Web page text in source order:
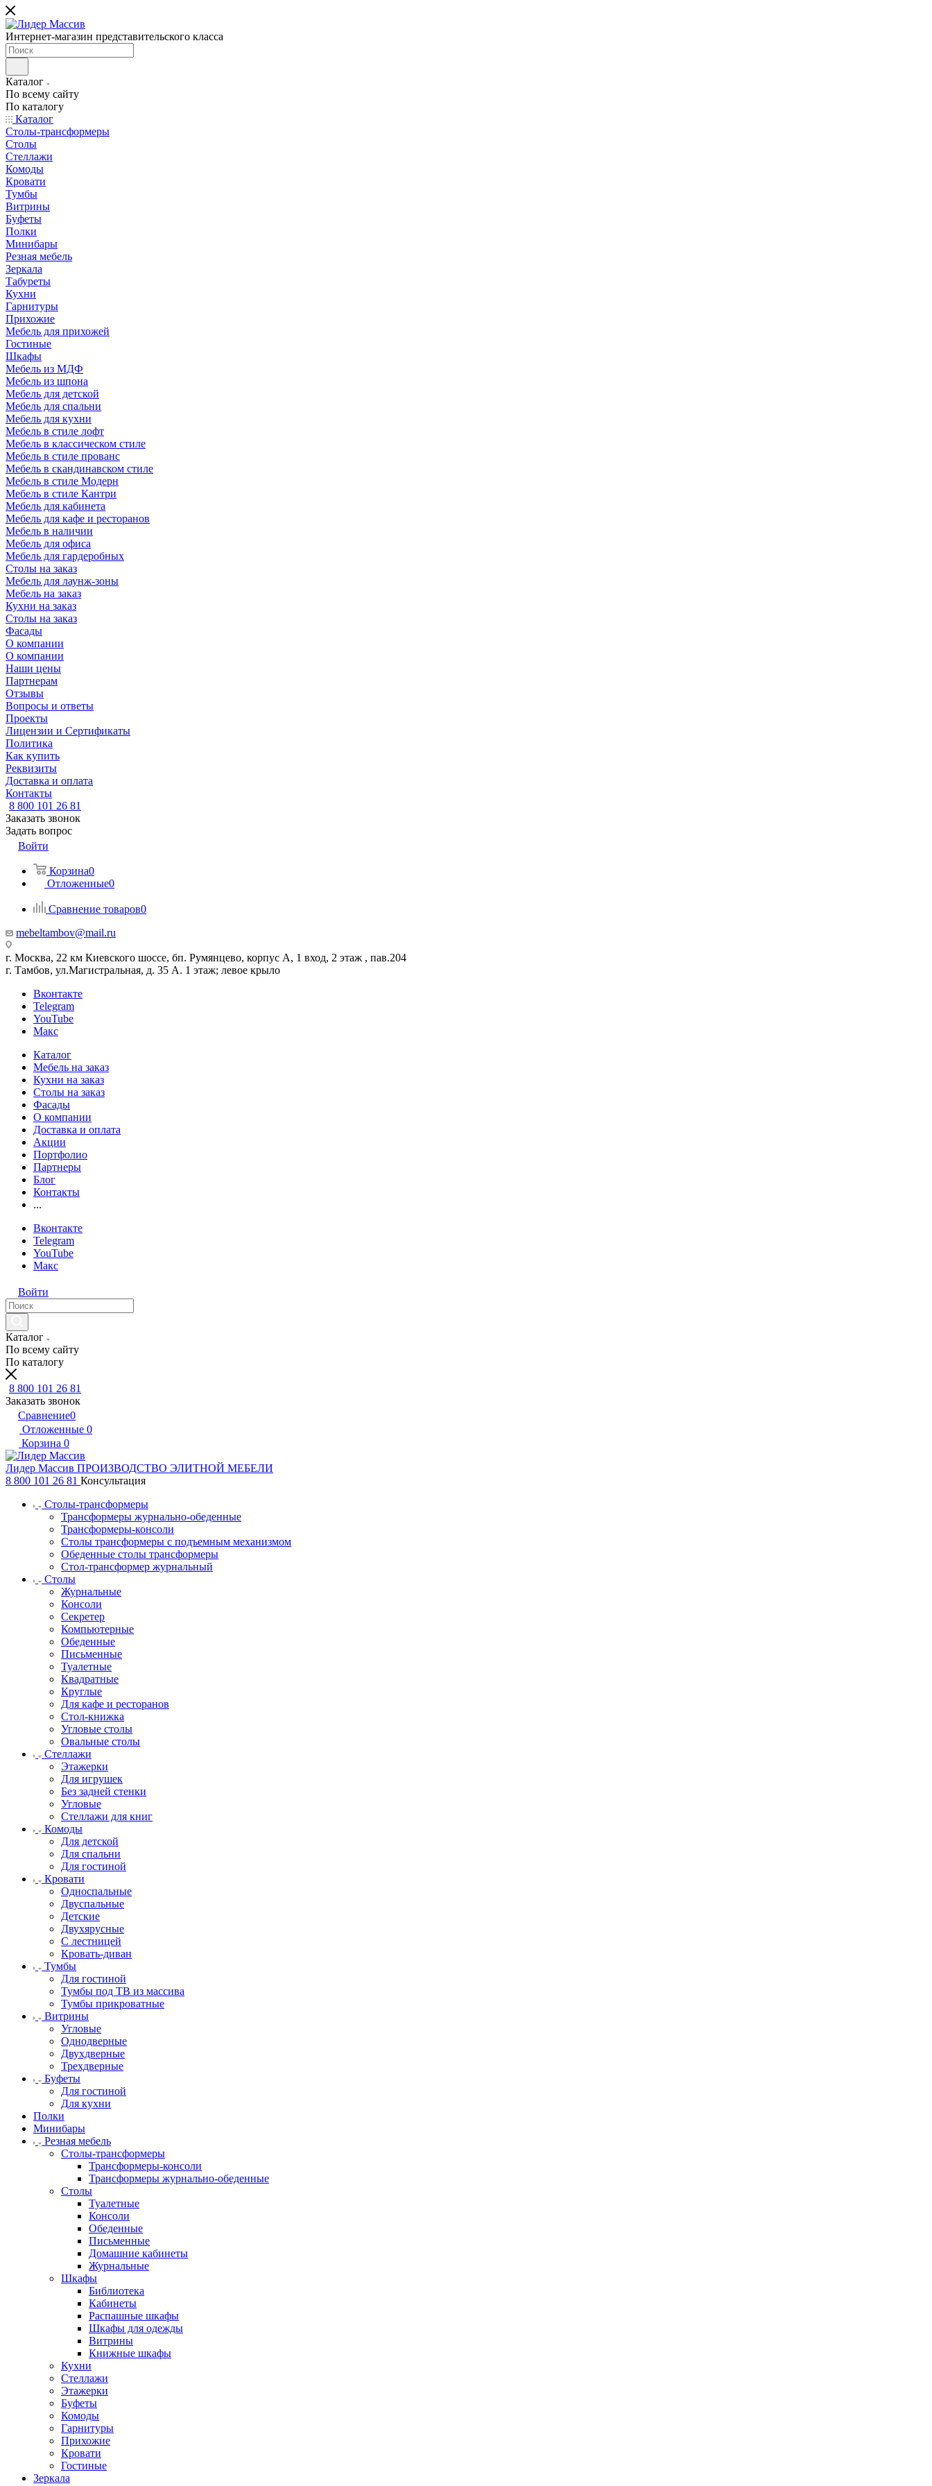
Интернет-магазин представительского класса
Каталог
По всему сайту
По каталогу
Каталог
Столы-трансформеры
Столы
Стеллажи
Комоды
Кровати
Тумбы
Витрины
Буфеты
Полки
Минибары
Резная мебель
Зеркала
Табуреты
Кухни
Гарнитуры
Прихожие
Мебель для прихожей
Гостиные
Шкафы
Мебель из МДФ
Мебель из шпона
Мебель для детской
Мебель для спальни
Мебель для кухни
Мебель в стиле лофт
Мебель в классическом стиле
Мебель в стиле прованс
Мебель в скандинавском стиле
Мебель в стиле Модерн
Мебель в стиле Кантри
Мебель для кабинета
Мебель для кафе и ресторанов
Мебель в наличии
Мебель для офиса
Мебель для гардеробных
Столы на заказ
Мебель для лаунж-зоны
Мебель на заказ
Кухни на заказ
Столы на заказ
Фасады
О компании
О компании
Наши цены
Партнерам
Отзывы
Вопросы и ответы
Проекты
Лицензии и Сертификаты
Политика
Как купить
Реквизиты
Доставка и оплата
Контакты
8 800 101 26 81
Заказать звонок
Задать вопрос
Войти
Корзина0
Отложенные0
Сравнение товаров0
mebeltambov@mail.ru
г. Москва, 22 км Киевского шоссе, бп. Румянцево, корпус А, 1 вход, 2 этаж , пав.204
г. Тамбов, ул.Магистральная, д. 35 А. 1 этаж; левое крыло
Вконтакте
Telegram
YouTube
Макс
Каталог
Мебель на заказ
Кухни на заказ
Столы на заказ
Фасады
О компании
Доставка и оплата
Акции
Портфолио
Партнеры
Блог
Контакты
...
Вконтакте
Telegram
YouTube
Макс
Войти
Каталог
По всему сайту
По каталогу
8 800 101 26 81
Заказать звонок
Сравнение0
Отложенные 0
Корзина 0
Лидер Массив ПРОИЗВОДСТВО ЭЛИТНОЙ МЕБЕЛИ
8 800 101 26 81 Консультация
Столы-трансформеры
Трансформеры журнально-обеденные
Трансформеры-консоли
Столы трансформеры с подъемным механизмом
Обеденные столы трансформеры
Стол-трансформер журнальный
Столы
Журнальные
Консоли
Секретер
Компьютерные
Обеденные
Письменные
Туалетные
Квадратные
Круглые
Для кафе и ресторанов
Стол-книжка
Угловые столы
Овальные столы
Стеллажи
Этажерки
Для игрушек
Без задней стенки
Угловые
Стеллажи для книг
Комоды
Для детской
Для спальни
Для гостиной
Кровати
Односпальные
Двуспальные
Детские
Двухярусные
С лестницей
Кровать-диван
Тумбы
Для гостиной
Тумбы под ТВ из массива
Тумбы прикроватные
Витрины
Угловые
Однодверные
Двухдверные
Трехдверные
Буфеты
Для гостиной
Для кухни
Полки
Минибары
Резная мебель
Столы-трансформеры
Трансформеры-консоли
Трансформеры журнально-обеденные
Столы
Туалетные
Консоли
Обеденные
Письменные
Домашние кабинеты
Журнальные
Шкафы
Библиотека
Кабинеты
Распашные шкафы
Шкафы для одежды
Витрины
Книжные шкафы
Кухни
Стеллажи
Этажерки
Буфеты
Комоды
Гарнитуры
Прихожие
Кровати
Гостиные
Зеркала